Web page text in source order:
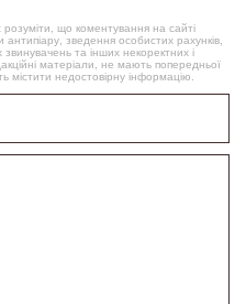
що коментування на сайті
антипіару, зведення особистих рахунків,
та інших некоректних і
матеріали, не мають попередньої
містити недостовірну інформацію.